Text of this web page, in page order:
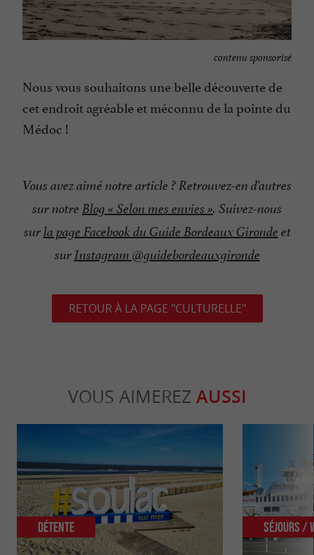
contenu sponsorisé
Nous vous souhaitons une belle découverte de
cet endroit agréable et méconnu de la pointe du
Médoc !
Vous avez aimé notre article ? Retrouvez-en d’autres
sur notre Blog « Selon mes envies ». Suivez-nous
surla page Facebook du Guide Bordeaux Gironde et
surInstagram @guidebordeauxgironde
RETOUR À LA PAGE "CULTURELLE"
VOUS AIMEREZ AUSSI
Détente Séjours /